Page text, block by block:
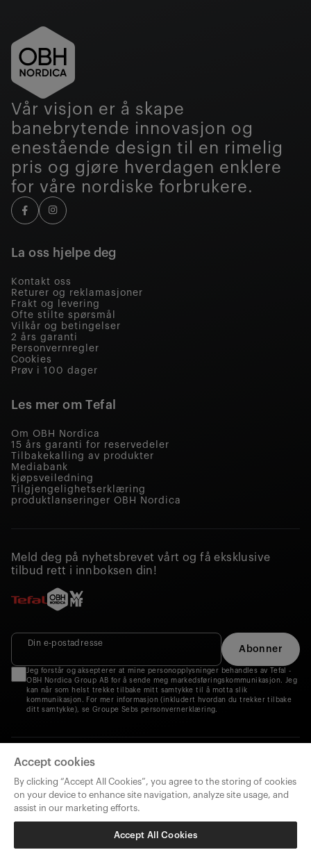
Vår visjon er å skape
banebrytende innovasjon og
enestående design til en rimelig
pris og gjøre hverdagen enklere
for våre nordiske forbrukere.
La oss hjelpe deg
Kontakt oss
Returer og reklamasjoner
Frakt og levering
Ofte stilte spørsmål
Vilkår og betingelser
2 års garanti
Personvernregler
Cookies
Prøv i 100 dager
Les mer om Tefal
Om OBH Nordica
15 års garanti for reservedeler
Tilbakekalling av produkter
Mediabank
kjøpsveiledning
Tilgjengelighetserklæring
produktlanseringer OBH Nordica
Meld deg på nyhetsbrevet vårt og få eksklusive
tilbud rett i innboksen din!
Din e‑postadresse
Abonner
Jeg forstår og aksepterer at mine personopplysninger behandles av Tefal -
OBH Nordica Group AB for å sende meg markedsføringskommunikasjon. Jeg
kan når som helst trekke tilbake mitt samtykke til å motta slik
kommunikasjon. For mer informasjon (inkludert hvordan du trekker tilbake
ditt samtykke), se Groupe Sebs personvernerklæring.
Våre merkevarer
Accept cookies
By clicking “Accept All Cookies”, you agree to the storing of cookies
on your device to enhance site navigation, analyze site usage, and
assist in our marketing efforts.
Accept All Cookies